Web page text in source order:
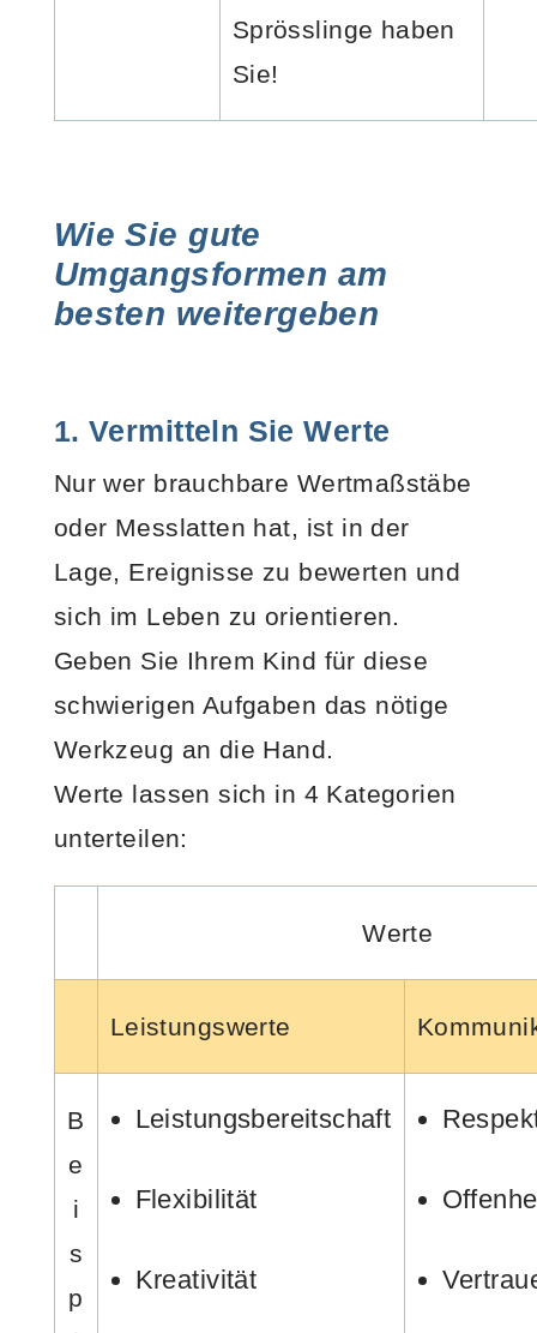
Sprösslinge haben
Sie!
Wie Sie gute
Umgangsformen am
besten weitergeben
1. Vermitteln Sie Werte
Nur wer brauchbare Wertmaßstäbe
oder Messlatten hat, ist in der
Lage, Ereignisse zu bewerten und
sich im Leben zu orientieren.
Geben Sie Ihrem Kind für diese
schwierigen Aufgaben das nötige
Werkzeug an die Hand.
Werte lassen sich in 4 Kategorien
unterteilen:
Werte
Leistungswerte
B
e
i
s
p
Leistungsbereitschaft
Flexibilität
Kreativität